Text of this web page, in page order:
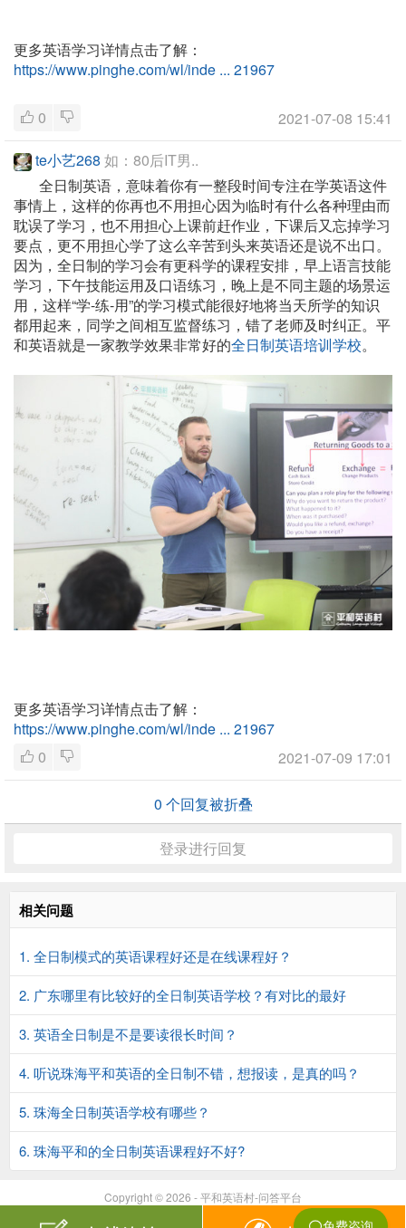
更多英语学习详情点击了解：
https://www.pinghe.com/wl/inde ... 21967
0
2021-07-08 15:41
te小艺268 如：80后IT男..
全日制英语，意味着你有一整段时间专注在学英语这件
事情上，这样的你再也不用担心因为临时有什么各种理由而
耽误了学习，也不用担心上课前赶作业，下课后又忘掉学习
要点，更不用担心学了这么辛苦到头来英语还是说不出口。
因为，全日制的学习会有更科学的课程安排，早上语言技能
学习，下午技能运用及口语练习，晚上是不同主题的场景运
用，这样“学-练-用”的学习模式能很好地将当天所学的知识
都用起来，同学之间相互监督练习，错了老师及时纠正。平
和英语就是一家教学效果非常好的全日制英语培训学校。
更多英语学习详情点击了解：
https://www.pinghe.com/wl/inde ... 21967
0
2021-07-09 17:01
0 个回复被折叠
登录进行回复
相关问题
1. 全日制模式的英语课程好还是在线课程好？
2. 广东哪里有比较好的全日制英语学校？有对比的最好
3. 英语全日制是不是要读很长时间？
4. 听说珠海平和英语的全日制不错，想报读，是真的吗？
5. 珠海全日制英语学校有哪些？
6. 珠海平和的全日制英语课程好不好?
Copyright © 2026 - 平和英语村-问答平台